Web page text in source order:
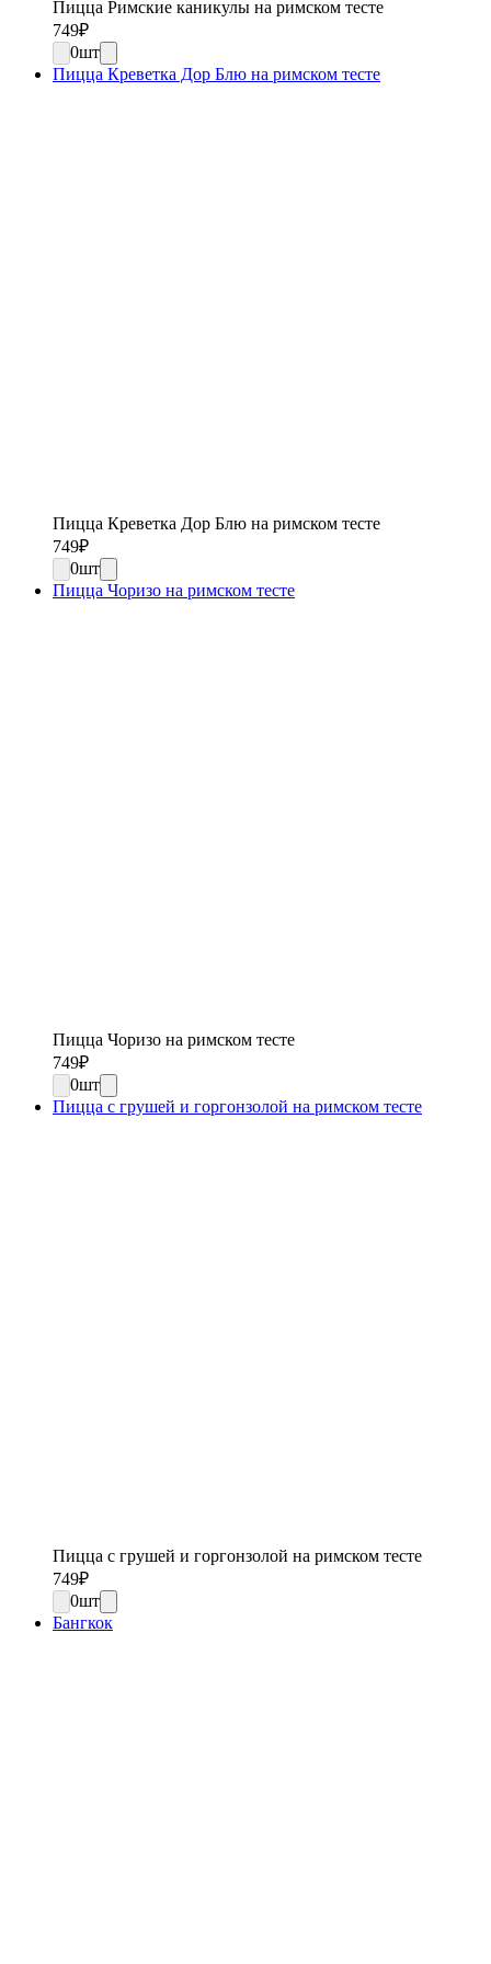
Пицца Римские каникулы на римском тесте
749₽
0шт
Пицца Креветка Дор Блю на римском тесте
Пицца Креветка Дор Блю на римском тесте
749₽
0шт
Пицца Чоризо на римском тесте
Пицца Чоризо на римском тесте
749₽
0шт
Пицца с грушей и горгонзолой на римском тесте
Пицца с грушей и горгонзолой на римском тесте
749₽
0шт
Бангкок